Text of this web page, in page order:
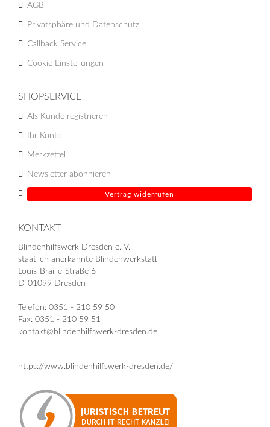
AGB
Privatsphäre und Datenschutz
Callback Service
Cookie Einstellungen
SHOPSERVICE
Als Kunde registrieren
Ihr Konto
Merkzettel
Newsletter abonnieren
Vertrag widerrufen
KONTAKT
Blindenhilfswerk Dresden e. V.
staatlich anerkannte Blindenwerkstatt
Louis-Braille-Straße 6
D-01099 Dresden
Telefon: 0351 - 210 59 50
Fax: 0351 - 210 59 51
kontakt@blindenhilfswerk-dresden.de
https://www.blindenhilfswerk-dresden.de/